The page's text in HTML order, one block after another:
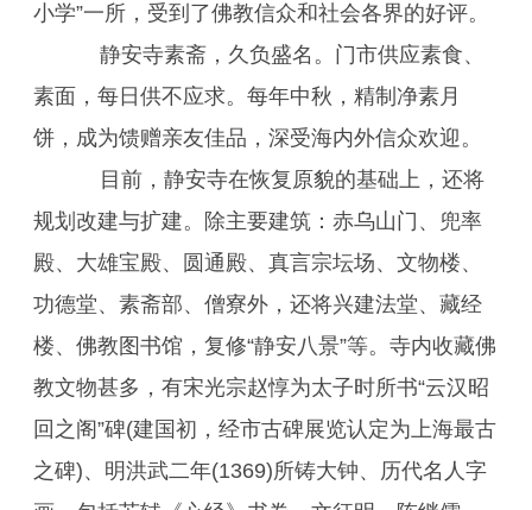
小学”一所，受到了佛教信众和社会各界的好评。
静安寺素斋，久负盛名。门市供应素食、
素面，每日供不应求。每年中秋，精制净素月
饼，成为馈赠亲友佳品，深受海内外信众欢迎。
目前，静安寺在恢复原貌的基础上，还将
规划改建与扩建。除主要建筑：赤乌山门、兜率
殿、大雄宝殿、圆通殿、真言宗坛场、文物楼、
功德堂、素斋部、僧寮外，还将兴建法堂、藏经
楼、佛教图书馆，复修“静安八景”等。寺内收藏佛
教文物甚多，有宋光宗赵惇为太子时所书“云汉昭
回之阁”碑(建国初，经市古碑展览认定为上海最古
之碑)、明洪武二年(1369)所铸大钟、历代名人字